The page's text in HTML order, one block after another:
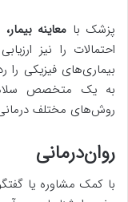
پزشک با معاینه
احتمالات را نیز
بیماری‌های فیزیکی را
به یک متخصص
روش‌های مختلف
روان‌درمانی
با کمک مشاوره یا